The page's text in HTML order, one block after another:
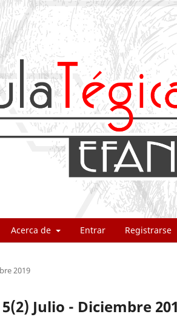
Acerca de Entrar Registrarse
2019
Julio - Diciembre